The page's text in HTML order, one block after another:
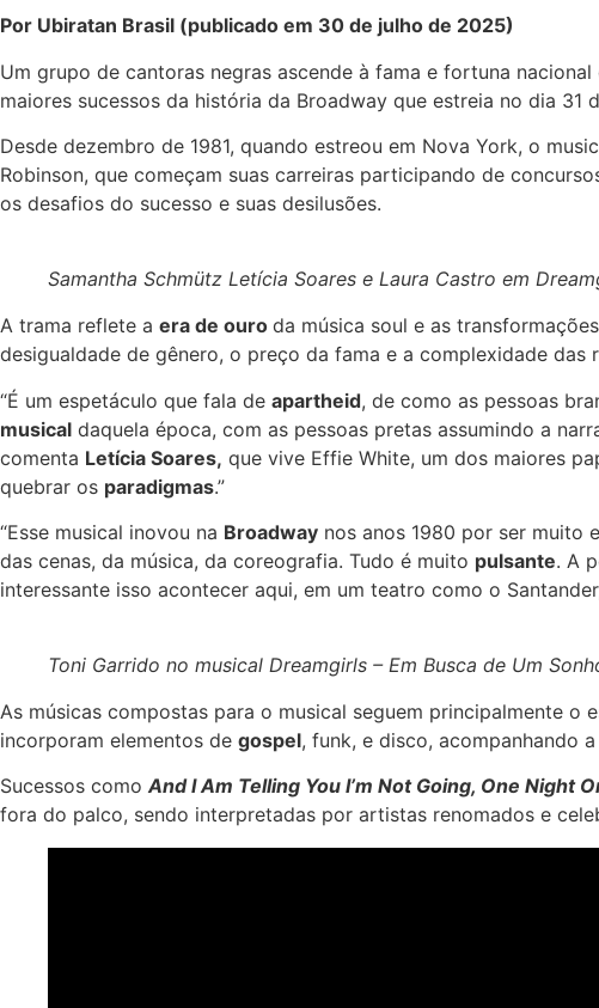
Por Ubiratan Brasil (publicado em 30 de julho de 2025)
Um grupo de cantoras negras ascende à fama e fortuna
maiores sucessos da história da Broadway que estreia no dia 31
Desde dezembro de 1981, quando estreou em Nova York, o
Robinson, que começam suas carreiras participando de
os desafios do sucesso e suas desilusões.
Samantha Schmütz Letícia Soares e Laura Castro em
A trama reflete a era de ouro da música soul e as
desigualdade de gênero, o preço da fama e a complexidade das
“É um espetáculo que fala de apartheid, de como as pessoas
musical daquela época, com as pessoas pretas assumindo a
comenta Letícia Soares, que vive Effie White, um dos maiores
quebrar os paradigmas.”
“Esse musical inovou na Broadway nos anos 1980 por ser muito
das cenas, da música, da coreografia. Tudo é muito pulsante. A
interessante isso acontecer aqui, em um teatro como o
Toni Garrido no musical Dreamgirls – Em Busca de Um
As músicas compostas para o musical seguem principalmente o
incorporam elementos de gospel, funk, e disco, acompanhando
Sucessos comoAnd I Am Telling You I’m Not Going, One Night
fora do palco, sendo interpretadas por artistas renomados e